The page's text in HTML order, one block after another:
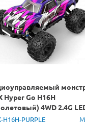
Hyper Go H16H
4WD 2.4G
1/16 RTR
H16H-PURPLE